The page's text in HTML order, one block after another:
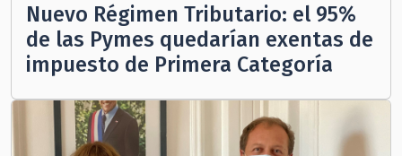
Nuevo Régimen Tributario: el 95%
de las Pymes quedarían exentas de
impuesto de Primera Categoría